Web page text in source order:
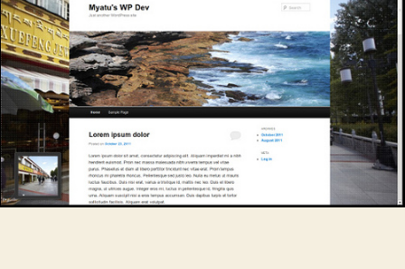
ー
シ
ョ
ン
メ
ニ
ュ
ー
の
縦
幅